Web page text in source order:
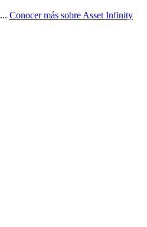
... Conocer más sobre Asset Infinity